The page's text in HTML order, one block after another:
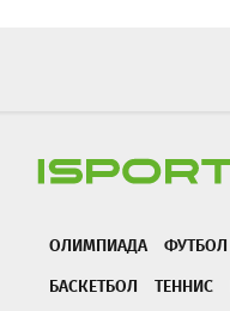
ОЛИМПИАДА ФУТБОЛ
БАСКЕТБОЛ
ТЕННИС